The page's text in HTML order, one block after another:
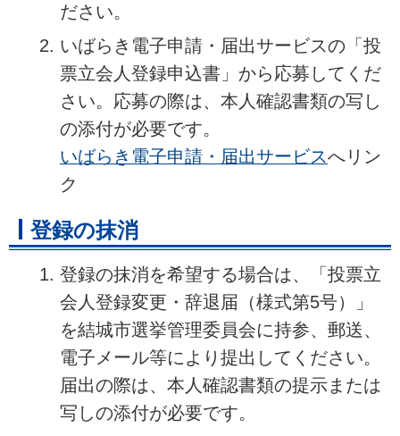
ださい。
いばらき電子申請・届出サービスの「投
票立会人登録申込書」から応募してくだ
さい。応募の際は、本人確認書類の写し
の添付が必要です。
いばらき電子申請・届出サービスへリン
ク
登録の抹消
登録の抹消を希望する場合は、「投票立
会人登録変更・辞退届（様式第5号）」
を結城市選挙管理委員会に持参、郵送、
電子メール等により提出してください。
届出の際は、本人確認書類の提示または
写しの添付が必要です。